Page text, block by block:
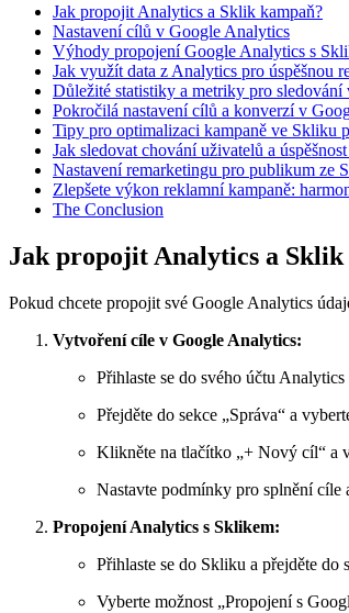
Jak propojit Analytics a Sklik kampaň?
Nastavení cílů v Google Analytics
Výhody propojení Google Analytics s
Jak využít data z Analytics pro úspěšnou
Důležité statistiky a metriky pro sledování
Pokročilá nastavení cílů a konverzí v
Tipy pro optimalizaci kampaně ve Skliku
Jak sledovat chování uživatelů a
Nastavení remarketingu pro publikum ze
Zlepšete výkon reklamní kampaně:
The Conclusion
Jak propojit Analytics a Sklik
Pokud chcete propojit své Google Analytics
Vytvoření cíle v Google Analytics:
Přihlaste se do svého účtu Analytics
Přejděte do sekce „Správa“ a
Klikněte na tlačítko „+ Nový cíl“ a
Nastavte podmínky pro splnění cíle
Propojení Analytics s Sklikem:
Přihlaste se do Skliku a přejděte do
Vyberte možnost „Propojení s